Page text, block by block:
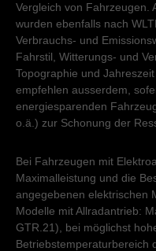
Vergleich von Fahrzeugen.
wurden ebenfalls nach
Verbrauchs- und
Fahrstil, Witterungs- und
Topographie und
empfehlen ausserdem,
energiesparenden
o.ä.) zur Schonung der
Bei Fahrzeugen mit
Maximalleistung und die
angegebenen elektrischen
Modelle mit Allradantrieb:
GTR.21), bei möglichst
Betriebstemperaturbereich